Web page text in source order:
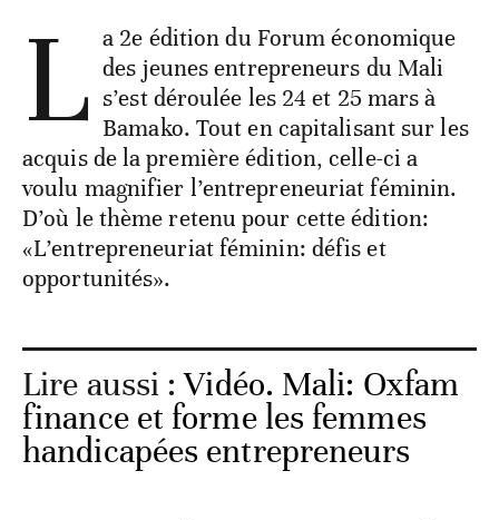
L a 2e édition du Forum économique
des jeunes entrepreneurs du Mali
s’est déroulée les 24 et 25 mars à
Bamako. Tout en capitalisant sur les
acquis de la première édition, celle-ci a
voulu magnifier l’entrepreneuriat féminin.
D’où le thème retenu pour cette édition:
«L’entrepreneuriat féminin: défis et
opportunités».
Lire aussi :Vidéo. Mali: Oxfam
finance et forme les femmes
handicapées entrepreneurs